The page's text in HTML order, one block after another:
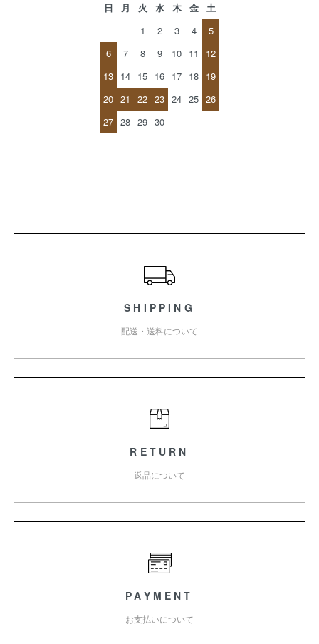
日 月 火 水 木 金
土
1
2 3 4
5
6
7 8 9 10 11
12
13 14 15 16 17 18 19
20 21 22 23 24 25 26
27 28 29 30
SHIPPING
配送・送料について
RETURN
返品について
PAYMENT
お支払いについて